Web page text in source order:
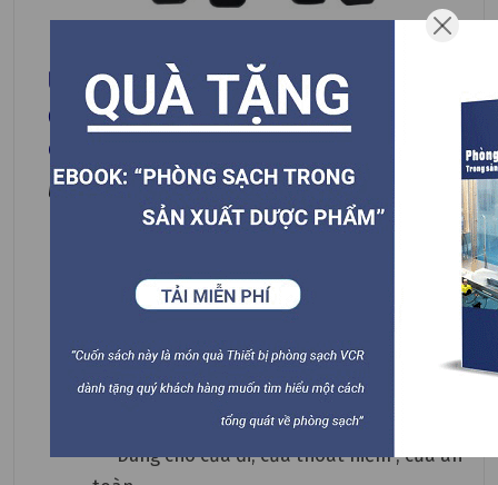
Ứng dụng và ưu điểm của Khóa liên
động đôi SM2T màn hình cảm ứng
cho cửa thép
Ứng dụng
• Lắp đặt tại phòng panel cho các cửa thép
phòng trung gian, phòng thay đồ sử dụng hệ
thống đèn báo.. trong lĩnh vực y tế, phòng thí
nghiệm, các nhà xưởng sản xuất dược phẩm,
thiết bị điện tử, chất bán dẫn , văn phòng làm
• Dùng cho cửa đi, cửa thoát hiểm , cửa an